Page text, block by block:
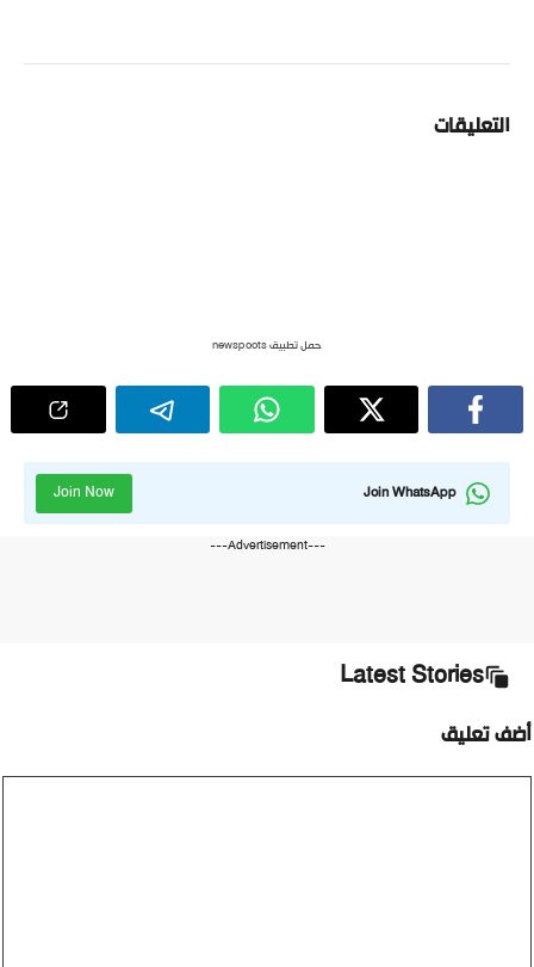
التعليقات
حمل تطبيق newspoots
Join WhatsApp
Join Now
---Advertisement---
Latest Stories
أضف تعليق